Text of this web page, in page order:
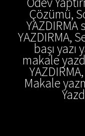
Çözümü,
YAZDIRMA,
başı
makale
Makale